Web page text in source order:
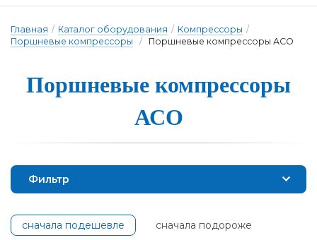
Главная / Каталог оборудования / Компрессоры /
Поршневые компрессоры
/ Поршневые компрессоры АСО
Поршневые ком­прес­со­ры
А­СО
Фильтр
сначала подешевле
сначала подороже